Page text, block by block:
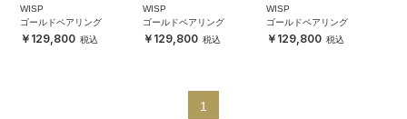
WISP
ゴールドペアリング
129,800
WISP
ゴールドペアリング
129,800
WISP
ゴールドペアリング
129,800
1